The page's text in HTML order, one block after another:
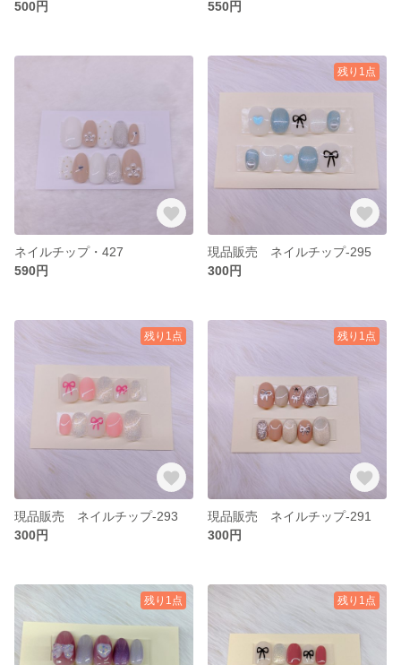
500円
550円
ネイルチップ・427
590円
残り1点
現品販売 ネイルチップ-295
300円
残り1点
現品販売 ネイルチップ-293
300円
残り1点
現品販売 ネイルチップ-291
300円
残り1点 残り1点